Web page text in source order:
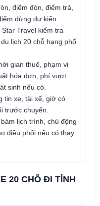
điểm đón, điểm trả,
dừng dự kiến.
Star Travel kiểm tra
lịch 20 chỗ hạng phổ
gian thuê, phạm vi
hóa đơn, phí vượt
sinh nếu có.
tin xe, tài xế, giờ có
trước chuyến.
lịch trình, chủ động
điều phối nếu có thay
20 CHỖ ĐI TỈNH